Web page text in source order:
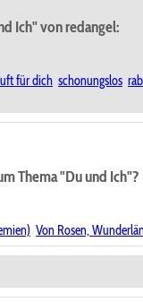
Ich" von redangel:
für dich schonungslos
Thema "Du und Ich"?
Von Rosen,